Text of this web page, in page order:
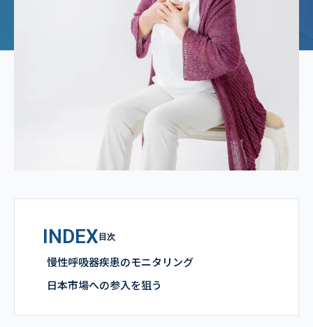
INDEX目次
慢性呼吸器疾患のモニタリング
日本市場への参入を狙う